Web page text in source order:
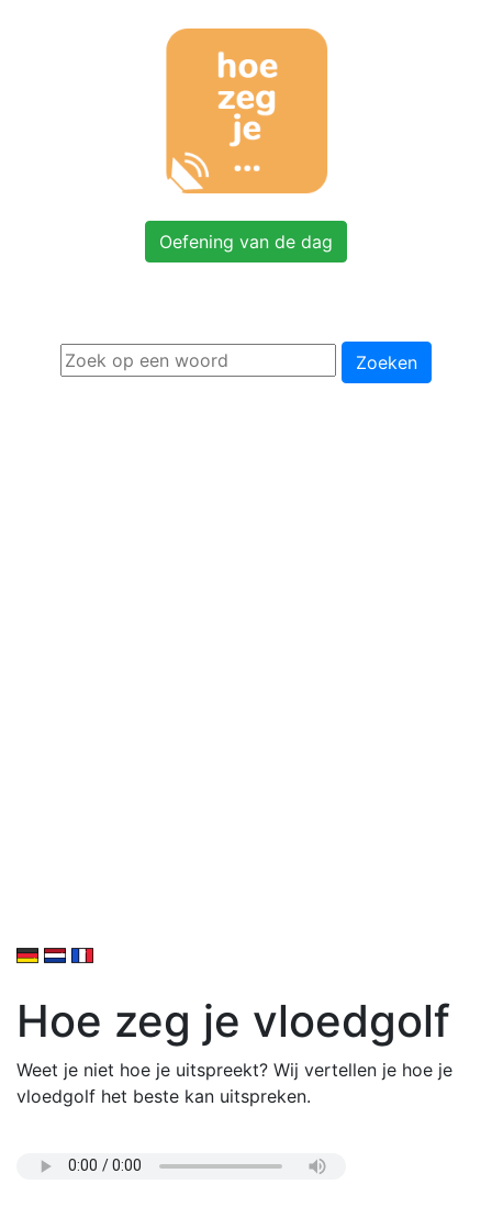
Oefening van de dag
Zoeken
Hoe zeg je vloedgolf
Weet je niet hoe je uitspreekt? Wij vertellen je hoe je
vloedgolf het beste kan uitspreken.